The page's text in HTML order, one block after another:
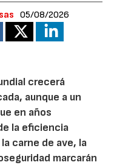
05/08/2026
crecerá
aunque a un
en años
la eficiencia
carne de ave, la
marcarán